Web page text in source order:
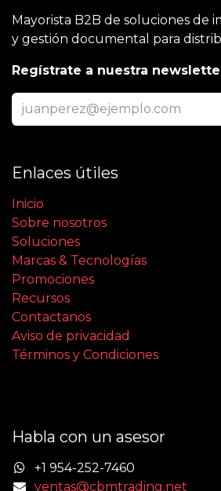
Mayorista B2B de soluciones de
y gestión documental para
Regístrate a nuestra
Enlaces útiles
Inicio
Sobre nosotros
Soluciones
Marcas & Tecnologías
Promociones
Recursos
Contactanos
Aviso de privacidad
Términos y Condiciones
Habla con un asesor
+1 954-252-7460
ventas@cbmtrading.net